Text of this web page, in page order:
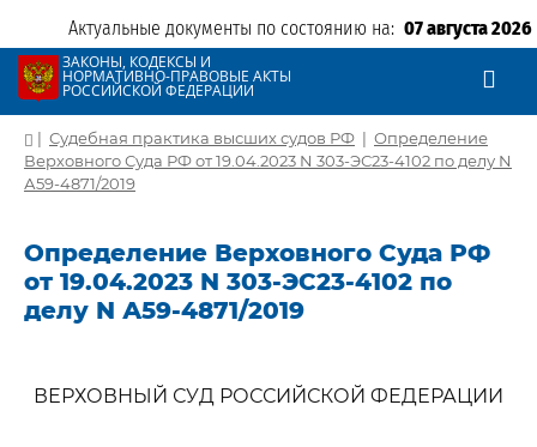
Актуальные документы по состоянию на: 07 августа 2026
ЗАКОНЫ, КОДЕКСЫ И
НОРМАТИВНО-ПРАВОВЫЕ АКТЫ
РОССИЙСКОЙ ФЕДЕРАЦИИ
| Судебная практика высших судов РФ | Определение
Верховного Суда РФ от 19.04.2023 N 303-ЭС23-4102 по делу N
А59-4871/2019
Определение Верховного Суда РФ
от 19.04.2023 N 303-ЭС23-4102 по
делу N А59-4871/2019
ВЕРХОВНЫЙ СУД РОССИЙСКОЙ ФЕДЕРАЦИИ